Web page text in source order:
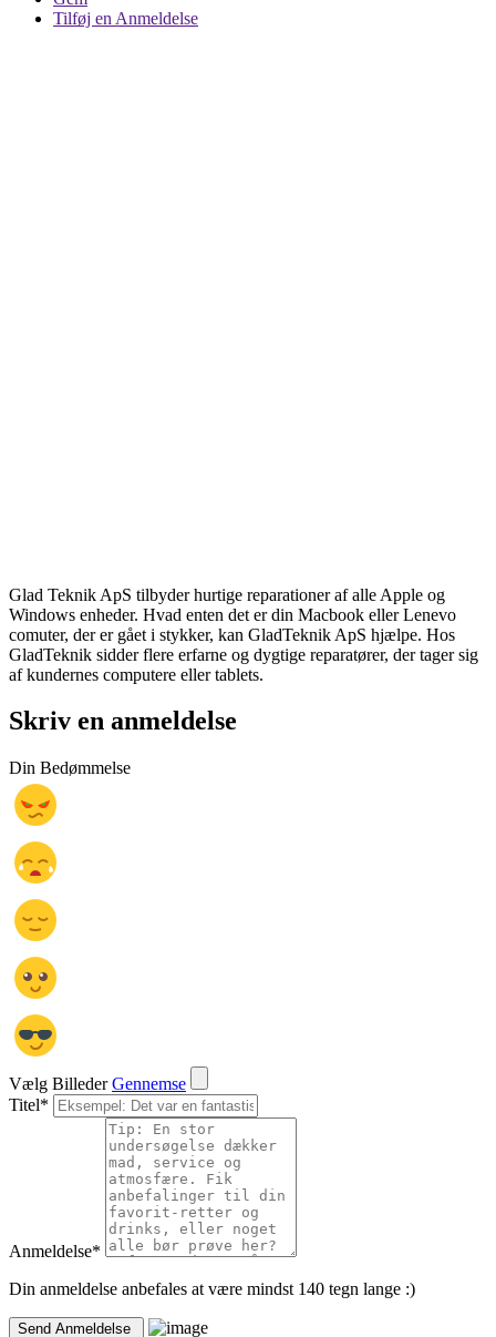
Tilføj en Anmeldelse
Glad Teknik ApS tilbyder hurtige reparationer af alle Apple og
Windows enheder. Hvad enten det er din Macbook eller Lenevo
comuter, der er gået i stykker, kan GladTeknik ApS hjælpe. Hos
GladTeknik sidder flere erfarne og dygtige reparatører, der tager sig
af kundernes computere eller tablets.
Skriv en anmeldelse
Din Bedømmelse
Vælg Billeder Gennemse
Titel*
Anmeldelse*
Din anmeldelse anbefales at være mindst 140 tegn lange :)